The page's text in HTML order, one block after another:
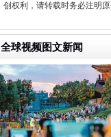
创权利，请转载时务必注明
全球视频图文新闻
千年窑火 生